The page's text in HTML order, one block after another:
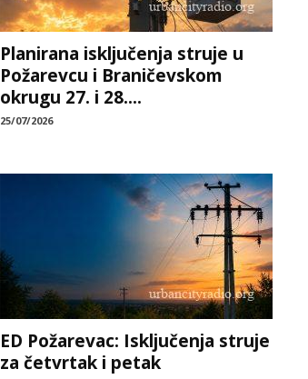
Planirana isključenja struje u
Požarevcu i Braničevskom
okrugu 27. i 28....
25/07/2026
ED Požarevac: Isključenja struje
za četvrtak i petak